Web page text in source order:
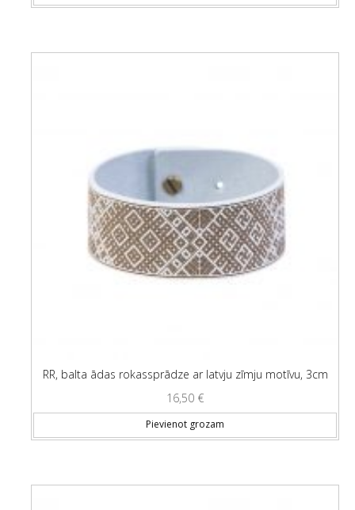
RR, balta ādas rokassprādze ar latvju zīmju motīvu, 3cm
16,50 €
Pievienot grozam